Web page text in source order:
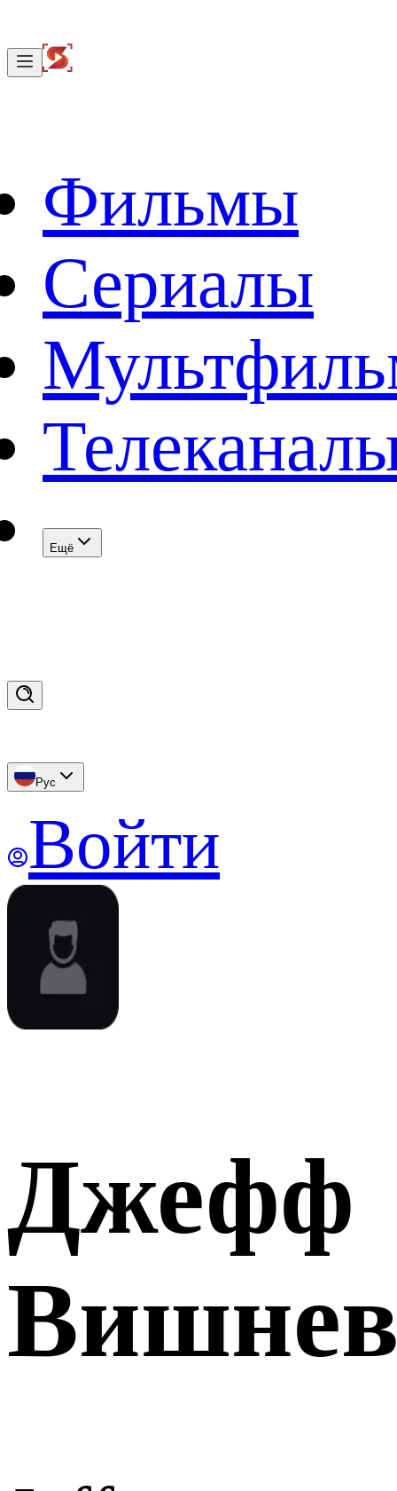
Фильмы
Сериалы
Eщё
Рус
Войти
Джефф